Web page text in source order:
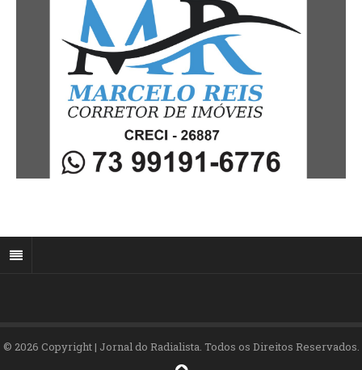
© 2026 Copyright | Jornal do Radialista. Todos os Direitos Reservados.